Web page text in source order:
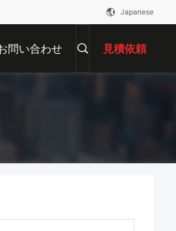
Japanese
問い合わせ 見積依頼